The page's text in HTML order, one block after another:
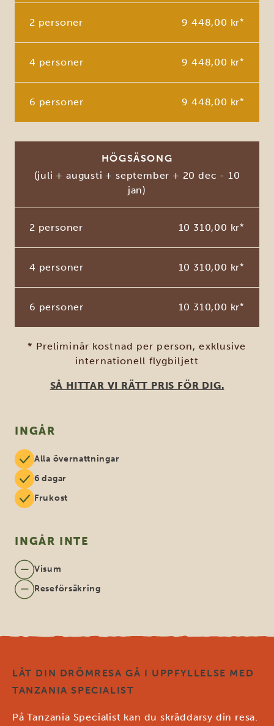
2 personer 9 448,00 kr*
4 personer 9 448,00 kr*
6 personer 9 448,00 kr*
HÖGSÄSONG
(juli + augusti + september + 20 dec - 10
jan)
2 personer 10 310,00 kr*
4 personer 10 310,00 kr*
6 personer 10 310,00 kr*
* Preliminär kostnad per person, exklusive
internationell flygbiljett
SÅ HITTAR VI RÄTT PRIS FÖR DIG.
INGÅR
Alla övernattningar
6 dagar
Frukost
INGÅR INTE
Visum
Reseförsäkring
LÅT DIN DRÖMRESA GÅ I UPPFYLLELSE MED
TANZANIA SPECIALIST
På Tanzania Specialist kan du skräddarsy din resa.